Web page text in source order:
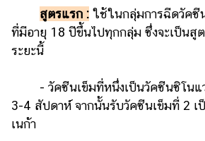
สัตว์
เลี้ยง
Infographic
บริการ
แอปฯ
กระปุก
สูตรแรก : ใช้ในกลุ่มการฉีดวัคซี
ที่มีอายุ 18 ปีขึ้นไปทุกกลุ่ม ซึ่งจะเป็นสู
ระยะนี้
- วัคซีนเข็มที่หนึ่งเป็นวัคซีนซิโนแ
3-4 สัปดาห์ จากนั้นรับวัคซีนเข็มที่ 2 เ
เนก้า